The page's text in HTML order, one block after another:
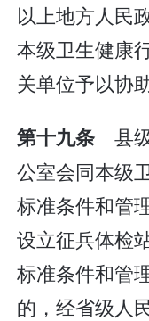
以上地方人民
本级卫生健康
关单位予以协助
第十九条 县
公室会同本级
标准条件和管
设立征兵体检
标准条件和管
的，经省级人